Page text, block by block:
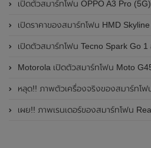
เปิดตัวสมาร์ทโฟน OPPO A3 Pro (5G) และ OPPO A3x ในประเทศไท
เปิดราคาของสมาร์ทโฟน HMD Skyline ในประเทศไท
เปิดตัวสมาร์ทโฟน Tecno Spark Go 1 อย่างเป็นทางการแล้ว มาพร้อมหน้าจอแสดง
Motorola เปิดตัวสมาร์ทโฟน Moto G45
หลุด!! ภาพตัวเครื่องจริงของสมาร์ทโฟน Google Pixel 9a โชว์ดี
เผย!! ภาพเรนเดอร์ของสมาร์ทโฟน Realme GT7 Pro โชว์ให้เห็นดี